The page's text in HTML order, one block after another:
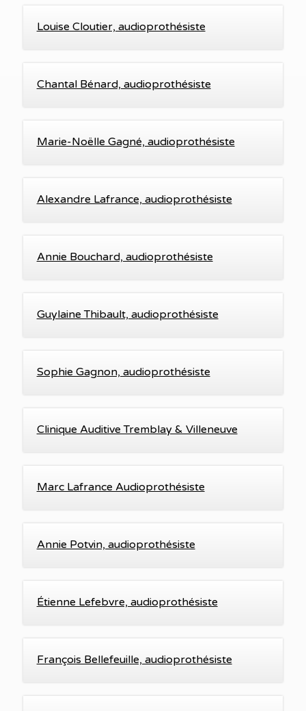
Louise Cloutier, audioprothésiste
Chantal Bénard, audioprothésiste
Marie-Noëlle Gagné, audioprothésiste
Alexandre Lafrance, audioprothésiste
Annie Bouchard, audioprothésiste
Guylaine Thibault, audioprothésiste
Sophie Gagnon, audioprothésiste
Clinique Auditive Tremblay & Villeneuve
Marc Lafrance Audioprothésiste
Annie Potvin, audioprothésiste
Étienne Lefebvre, audioprothésiste
François Bellefeuille, audioprothésiste